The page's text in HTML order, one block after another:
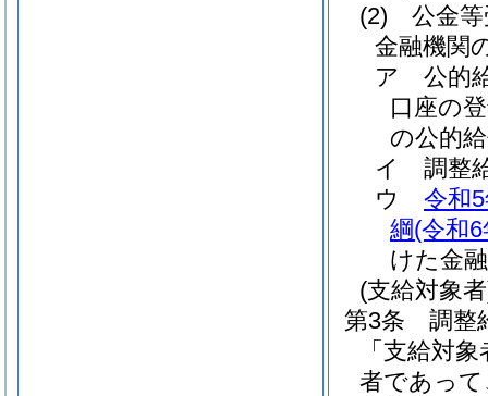
(2)
公金
金融機関
ア
公的
口座の
の公的
イ
調整
ウ
令和
綱(令和
けた金
(支給対象
第3条
調整
「支給対
者であっ